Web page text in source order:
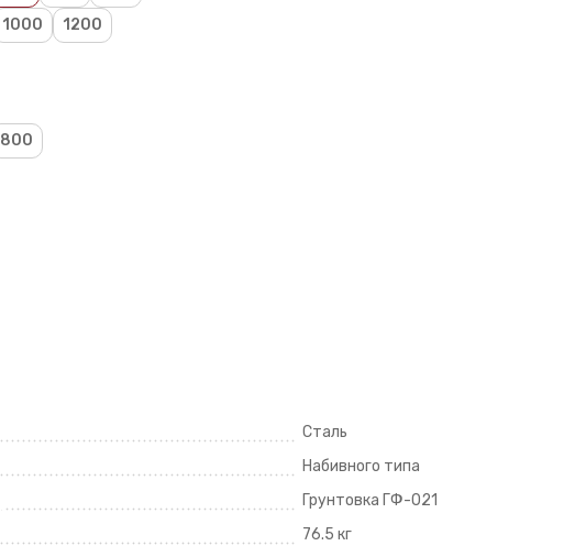
1000
1200
800
Сталь
Набивного типа
Грунтовка ГФ-021
76.5 кг